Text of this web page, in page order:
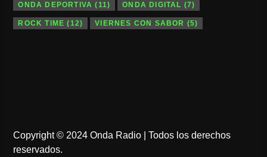
ONDA DEPORTIVA (11) ONDA DIGITAL (7)
ROCK TIME (12) VIERNES CON SABOR (5)
Copyright © 2024 Onda Radio | Todos los derechos
reservados.